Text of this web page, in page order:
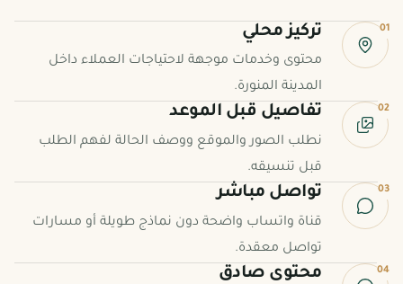
01 تركيز محلي
محتوى وخدمات موجهة لاحتياجات العملاء داخل
المدينة المنورة.
02 تفاصيل قبل الموعد
نطلب الصور والموقع ووصف الحالة لفهم الطلب
قبل تنسيقه.
03 تواصل مباشر
قناة واتساب واضحة دون نماذج طويلة أو مسارات
تواصل معقدة.
04 محتوى صادق